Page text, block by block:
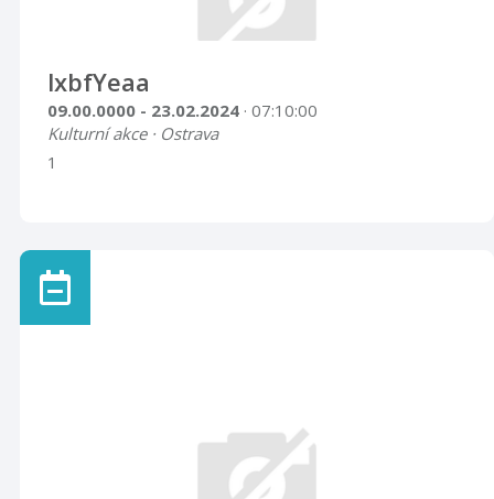
lxbfYeaa
09.00.0000 - 23.02.2024 · 07:10:00
Kulturní akce · Ostrava
1